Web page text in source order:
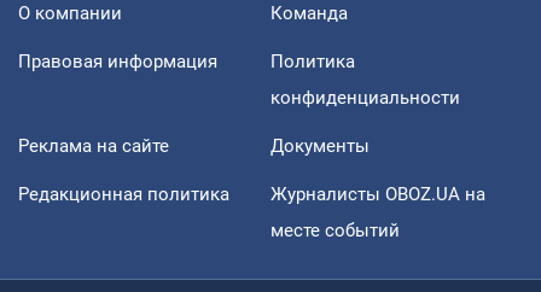
О компании Команда
Правовая информация
Политика
конфиденциальности
Реклама на сайте Документы
Редакционная политика
Журналисты OBOZ.UA на
месте событий